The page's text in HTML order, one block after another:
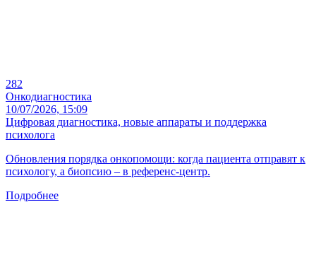
282
Онкодиагностика
10/07/2026, 15:09
Цифровая диагностика, новые аппараты и поддержка
психолога
Обновления порядка онкопомощи: когда пациента отправят к
психологу, а биопсию – в референс-центр.
Подробнее